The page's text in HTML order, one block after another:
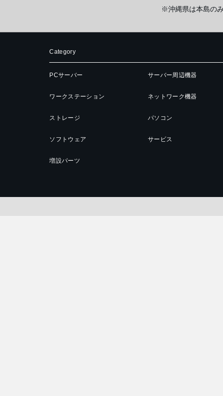
※沖縄県は本島の
Category
PCサーバー
ワークステーション
ストレージ
ソフトウェア
増設パーツ
サーバー周辺機器
ネットワーク機器
パソコン
サービス